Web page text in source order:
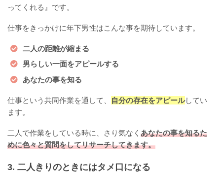
ってくれる』です。
仕事をきっかけに年下男性はこんな事を期待しています。
二人の距離が縮まる
男らしい一面をアピールする
あなたの事を知る
仕事という共同作業を通して、 自分の存在をアピールしてい
ます。
二人で作業をしている時に、さり気なく あなたの事を知るた
めに色々と質問をしてリサーチしてきます。
3. 二人きりのときにはタメ口になる